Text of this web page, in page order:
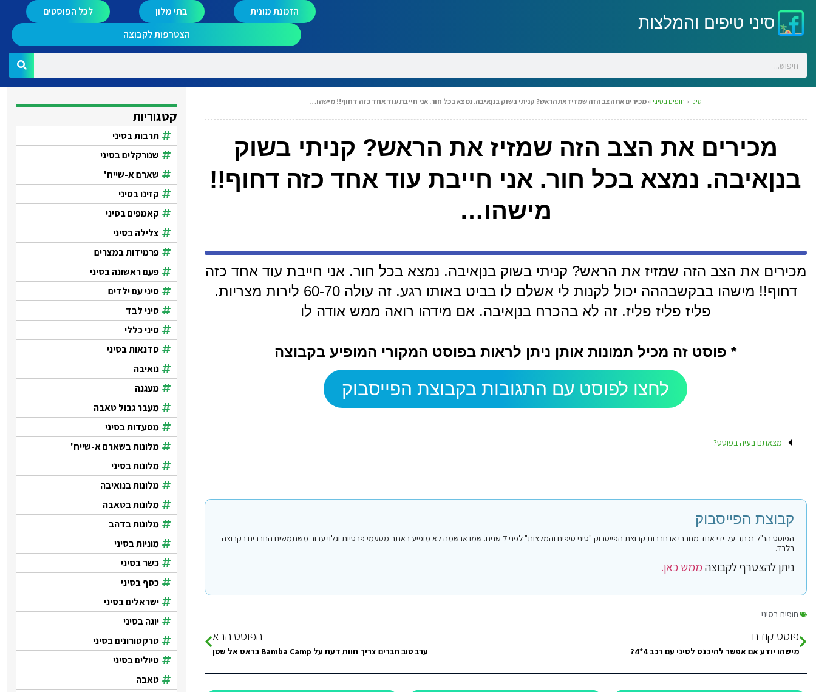
סיני טיפים והמלצות
הזמנת מונית בתי מלון
לכל הפוסטים
הצטרפות לקבוצה
סיני » חופים בסיני » מכירים את הצב הזה שמזיז את הראש? קניתי בשוק בנןאיבה. נמצא בכל חור. אני חייבת עוד אחד כזה דחוף!! מישהו…
מכירים את הצב הזה שמזיז את הראש? קניתי בשוק
בנןאיבה. נמצא בכל חור. אני חייבת עוד אחד כזה דחוף!!
מישהו…
מכירים את הצב הזה שמזיז את הראש? קניתי בשוק בנןאיבה. נמצא בכל חור. אני חייבת עוד אחד כזה
דחוף!! מישהו בבקשבההה יכול לקנות לי אשלם לו בביט באותו רגע. זה עולה 60-70 לירות מצריות.
פליז פליז פליז. זה לא בהכרח בנןאיבה. אם מידהו רואה ממש אודה לו
* פוסט זה מכיל תמונות אותן ניתן לראות בפוסט המקורי המופיע בקבוצה
לחצו לפוסט עם התגובות בקבוצת הפייסבוק
מצאתם בעיה בפוסט?
קבוצת הפייסבוק
הפוסט הנ"ל נכתב על ידי אחד מחברי או חברות קבוצת הפייסבוק "סיני טיפים והמלצות" לפני 7 שנים. שמו או שמה לא מופיע באתר מטעמי פרטיות וגלוי עבור משתמשים החברים בקבוצה
בלבד.
ניתן להצטרף לקבוצהממש כאן.
חופים בסיני
פוסט קודם
מישהו יודע אם אפשר להיכנס לסיני עם רכב 4*4?
הפוסט הבא
ערב טוב חברים צריך חוות דעת על Bamba Camp בראס אל שטן
קטגוריות
תרבות בסיני
שנורקלים בסיני
שארם א-שייח'
קזינו בסיני
קאמפים בסיני
צלילה בסיני
פרמידות במצרים
פעם ראשונה בסיני
סיני עם ילדים
סיני לבד
סיני כללי
סדנאות בסיני
נואיבה
מעגנה
מעבר גבול טאבה
מסעדות בסיני
מלונות בשארם א-שייח'
מלונות בסיני
מלונות בנואיבה
מלונות בטאבה
מלונות בדהב
מוניות בסיני
כשר בסיני
כסף בסיני
ישראלים בסיני
יוגה בסיני
טרקטורונים בסיני
טיולים בסיני
טאבה